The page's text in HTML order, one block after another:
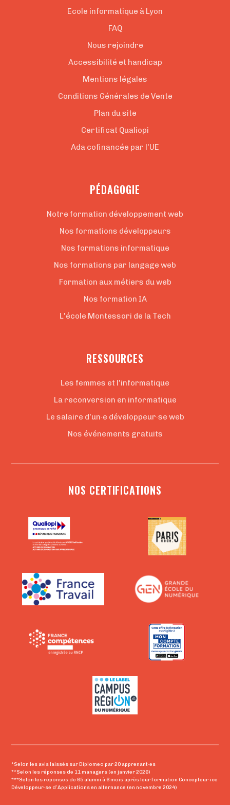
Ecole informatique à Lyon
FAQ
Nous rejoindre
Accessibilité et handicap
Mentions légales
Conditions Générales de Vente
Plan du site
Certificat Qualiopi
Ada cofinancée par l'UE
PÉDAGOGIE
Notre formation développement web
Nos formations développeurs
Nos formations informatique
Nos formations par langage web
Formation aux métiers du web
Nos formation IA
L'école Montessori de la Tech
RESSOURCES
Les femmes et l'informatique
La reconversion en informatique
Le salaire d'un·e développeur·se web
Nos événements gratuits
NOS CERTIFICATIONS
*Selon les avis laissés sur Diplomeo par 20 apprenant·es
**Selon les réponses de 11 managers (en janvier 2026)
***Selon les réponses de 65 alumni à 6 mois après leur formation Concepteur·ice
Développeur·se d’Applications en alternance (en novembre 2024)